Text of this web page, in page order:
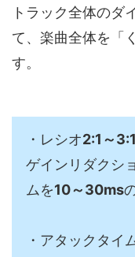
トラック全体のダ
て、楽曲全体を「
す。
・レシオ2:1～3:1
ゲインリダクシ
ムを10～30ms
・アタックタイ